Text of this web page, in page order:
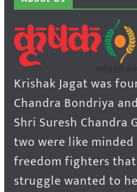
Krishak Jagat was
Chandra Bondriya
Shri Suresh Chandra
two were like
freedom fighters
struggle wanted to